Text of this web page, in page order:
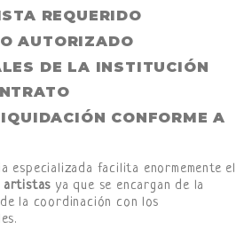
REQUERIDO
AUTORIZADO
DE LA INSTITUCIÓN
CONFORME A
especializada facilita enormemente el
ya que se encargan de la
la coordinación con los